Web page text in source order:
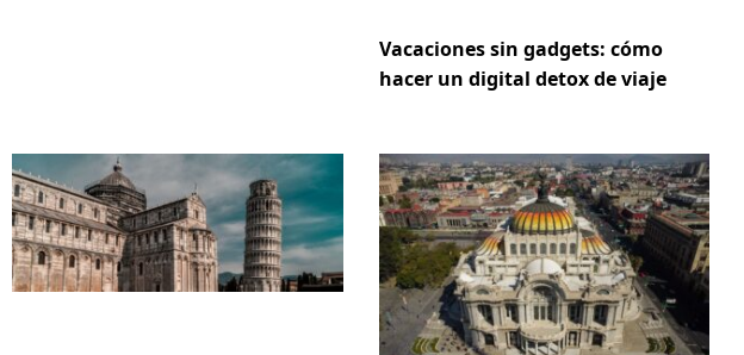
Vacaciones sin gadgets: cómo
hacer un digital detox de viaje